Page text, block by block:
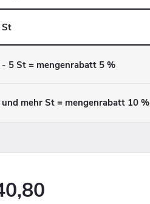
St
- 5 St = mengenrabatt 5 %
mehr St = mengenrabatt 10 %